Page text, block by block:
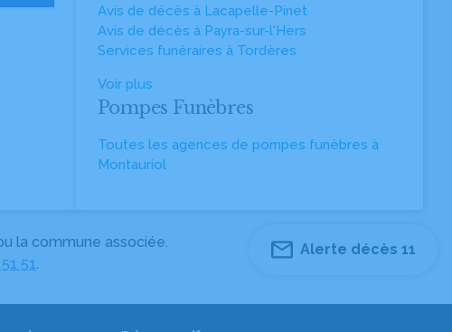
Avis de décès à Lacapelle-Pinet
Avis de décès à Payra-sur-l'Hers
Services funéraires à Tordères
Voir plus
Pompes Funèbres
Toutes les agences de pompes funèbres à
Montauriol
la commune associée.
51.
Alerte décès 11